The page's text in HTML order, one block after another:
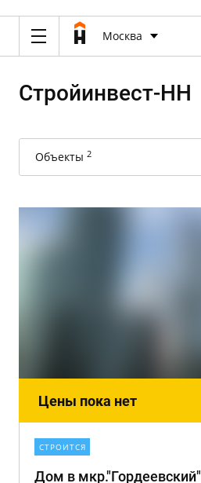
Москва
Стройинвест-НН
Объекты 2
Цены пока нет
СТРОИТСЯ
Дом в мкр."Гордеевский"